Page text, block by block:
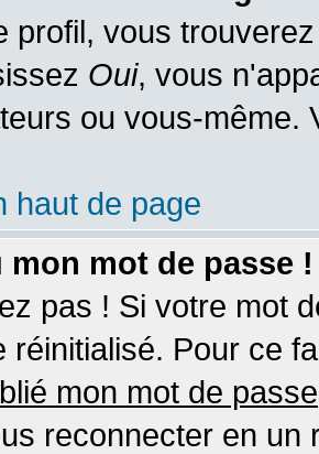
profil, vous
Oui, vous
ou vous-même.
haut de page
mon mot de passe !
pas ! Si votre mot
réinitialisé. Pour ce
mon mot de passe
reconnecter en un